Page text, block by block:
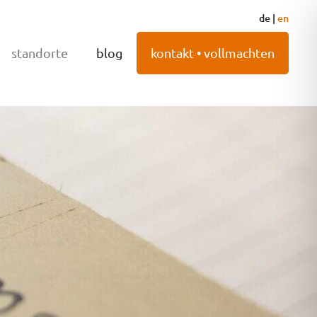
de | en
standorte blog kontakt • vollmachten